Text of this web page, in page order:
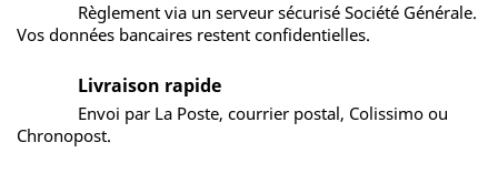
Règlement via un serveur sécurisé Société Générale.
Vos données bancaires restent confidentielles.
Livraison rapide
Envoi par La Poste, courrier postal, Colissimo ou
Chronopost.